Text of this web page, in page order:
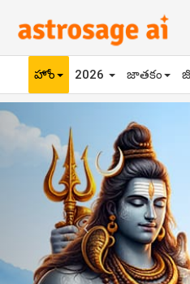
హోం 2026 జాతకం
Previous